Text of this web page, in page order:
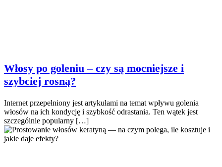
Włosy po goleniu – czy są mocniejsze i
szybciej rosną?
Internet przepełniony jest artykułami na temat wpływu golenia
włosów na ich kondycję i szybkość odrastania. Ten wątek jest
szczególnie popularny […]